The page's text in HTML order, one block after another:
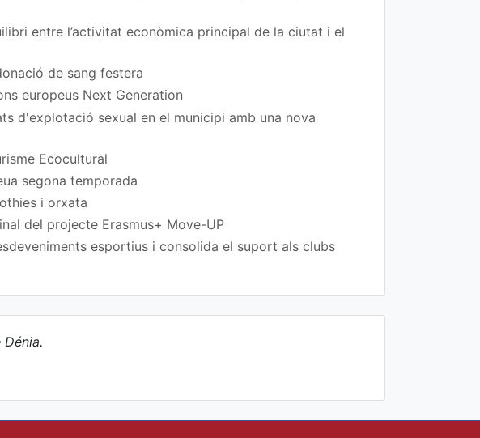
entre l’activitat econòmica principal de la ciutat i el
de sang festera
europeus Next Generation
d'explotació sexual en el municipi amb una nova
Ecocultural
segona temporada
i orxata
del projecte Erasmus+ Move-UP
esportius i consolida el suport als clubs